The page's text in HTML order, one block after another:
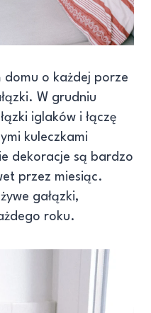
domu o każdej porze
W grudniu
iglaków i łączę
kuleczkami
dekoracje są bardzo
przez miesiąc.
gałązki,
roku.